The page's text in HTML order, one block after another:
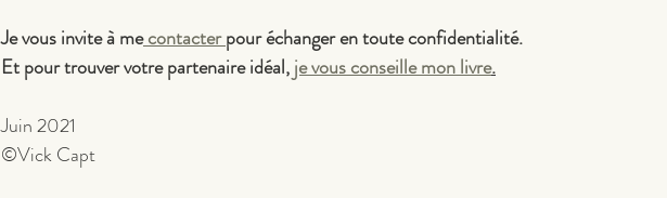
Je vous invite à me contacter pour échanger en toute confidentialité.
Et pour trouver votre partenaire idéal, je vous conseille mon livre.
Juin 2021
©Vick Capt